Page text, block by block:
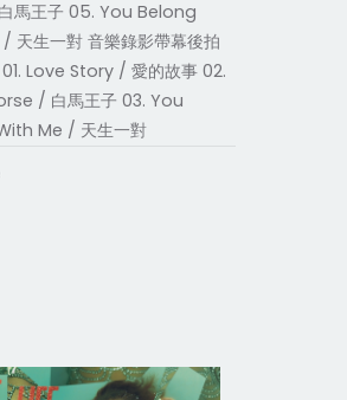
馬王子 05. You Belong
天生一對 音樂錄影帶幕後拍
Love Story / 愛的故事 02.
/ 白馬王子 03. You
Me / 天生一對